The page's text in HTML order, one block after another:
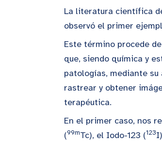
La literatura científica
observó el primer
Este término procede
que, siendo química y
patologías, mediante
rastrear y obtener
terapéutica.
En el primer caso, nos
(99mTc), el Iodo-123 (123